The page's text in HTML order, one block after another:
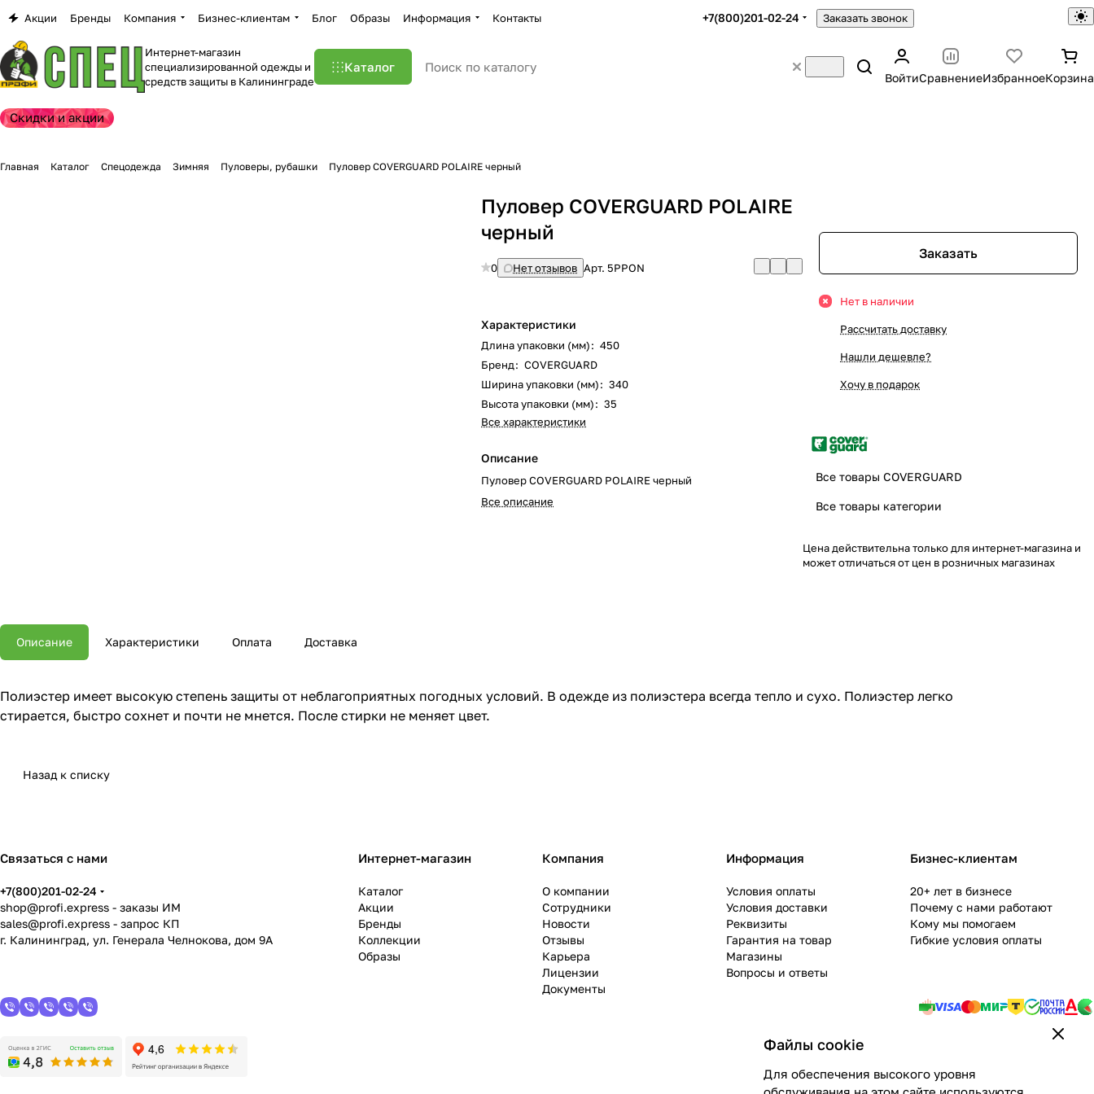
Акции Бренды Компания Бизнес-клиентам Блог Образы Информация Контакты +7(800)201-02-24 Заказать звонок
Интернет-магазин
специализированной одежды и
средств защиты в Калининграде
Каталог
ВойтиСравнениеИзбранноеКорзина
Скидки и акции
Главная Каталог Спецодежда Зимняя Пуловеры, рубашки Пуловер COVERGUARD POLAIRE черный
Пуловер COVERGUARD POLAIRE
черный
0 Нет отзывов Арт. 5PPON
Характеристики
Длина упаковки (мм): 450
Бренд: COVERGUARD
Ширина упаковки (мм): 340
Высота упаковки (мм): 35
Все характеристики
Описание
Пуловер COVERGUARD POLAIRE черный
Все описание
Заказать
Нет в наличии
Рассчитать доставку
Нашли дешевле?
Хочу в подарок
Все товары COVERGUARD
Все товары категории
Цена действительна только для интернет-магазина и
может отличаться от цен в розничных магазинах
Описание Характеристики Оплата Доставка
Полиэстер имеет высокую степень защиты от неблагоприятных погодных условий. В одежде из полиэстера всегда тепло и сухо. Полиэстер легко
стирается, быстро сохнет и почти не мнется. После стирки не меняет цвет.
Назад к списку
Связаться с нами
+7(800)201-02-24
shop@profi.express - заказы ИМ
sales@profi.express - запрос КП
г. Калининград, ул. Генерала Челнокова, дом 9A
Интернет-магазин
Каталог
Акции
Бренды
Коллекции
Образы
Компания
О компании
Сотрудники
Новости
Отзывы
Карьера
Лицензии
Документы
Информация
Условия оплаты
Условия доставки
Реквизиты
Гарантия на товар
Магазины
Вопросы и ответы
Бизнес-клиентам
20+ лет в бизнесе
Почему с нами работают
Кому мы помогаем
Гибкие условия оплаты
Файлы cookie
Для обеспечения высокого уровня